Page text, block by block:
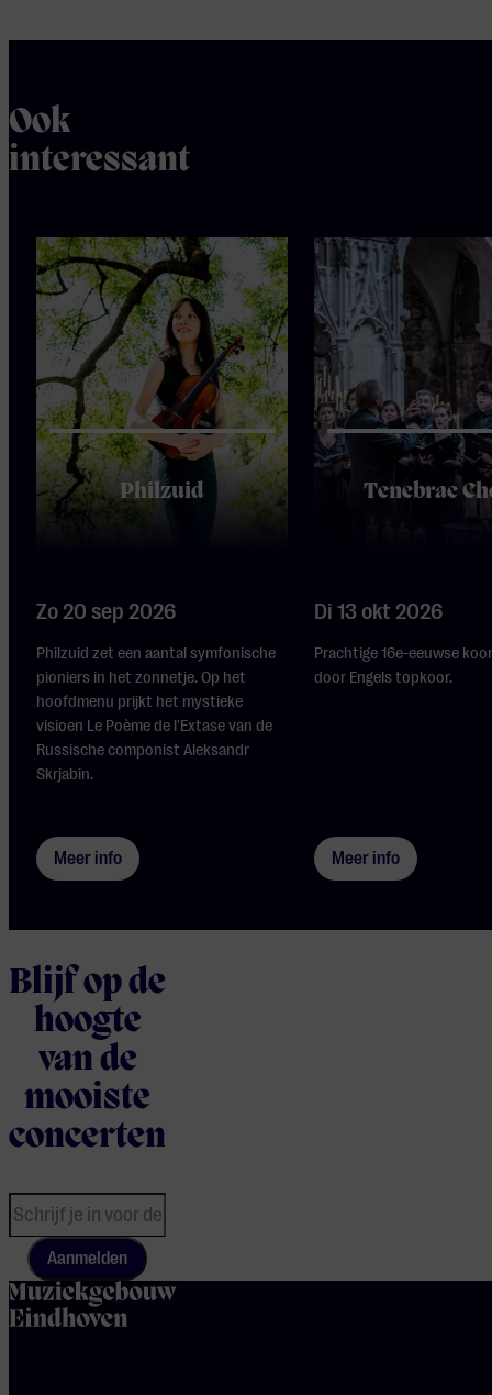
Ook
interessant
Philzuid
Zo 20 sep 2026
Philzuid zet een aantal symfonische
pioniers in het zonnetje. Op het
hoofdmenu prijkt het mystieke
visioen Le Poème de l'Extase van de
Russische componist Aleksandr
Skrjabin.
Meer info
Tenebrae
Di 13 okt 2026
Prachtige 16e-eeuwse
door Engels topkoor.
Meer info
Blijf op de
hoogte
van de
mooiste
concerten
Aanmelden